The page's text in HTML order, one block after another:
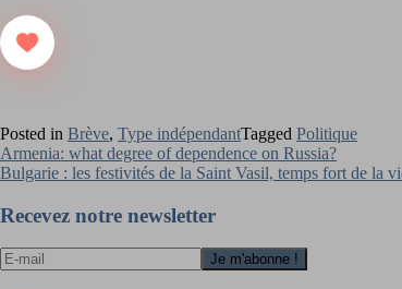
Posted in Brève, Type indépendantTagged Politique
Navigation
de
l’article
Armenia: what degree of dependence on Russia?
Bulgarie : les festivités de la Saint Vasil, temps fort de la
Recevez notre newsletter